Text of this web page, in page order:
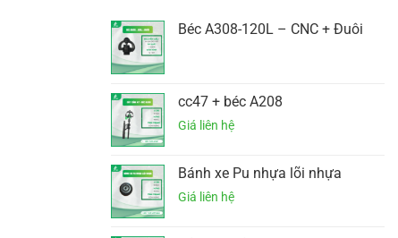
Béc A308-120L – CNC + Đuôi
cc47 + béc A208
Bánh xe Pu nhựa lõi nhựa